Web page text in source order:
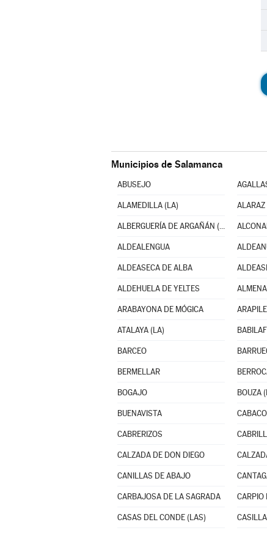
Municipios de Salamanca
ABUSEJO
ALAMEDILLA (LA) ALARAZ
ALBERGUERÍA DE ARGAÑÁN (LA)
ALDEALENGUA
ALDEASECA DE ALBA
ALDEHUELA DE YELTES
ARABAYONA DE MÓGICA
ATALAYA (LA)
BARCEO
BERMELLAR
BOGAJO BOUZA
BUENAVISTA
CABRERIZOS
CALZADA DE DON DIEGO
CANILLAS DE ABAJO
CARBAJOSA DE LA SAGRADA CARPIO
CASAS DEL CONDE (LAS)